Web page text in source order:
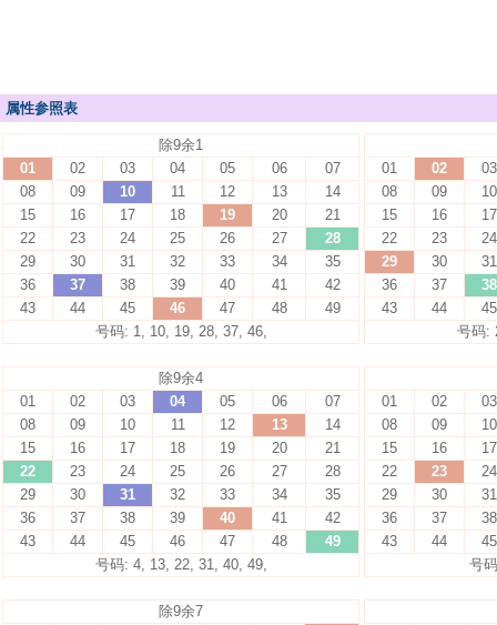
属性参照表
除9余1
01
02 03 04 05 06
07
08
09 10 11 12 13
14
15
16 17 18 19 20
21
22
23 24 25 26 27
28
29
30 31 32 33 34
35
36
37 38 39 40 41
42
43
44 45 46 47 48
49
号码: 1, 10, 19, 28, 37, 46,
01 02
03
08
09
10
15
16
17
22
23
24
29
30
31
36
37
38
43
44
45
号码:
除9余4
01
02 03 04 05 06
07
08
09 10 11 12 13
14
15
16 17 18 19 20
21
22
23 24 25 26 27
28
29
30 31 32 33 34
35
36
37 38 39 40 41
42
43
44 45 46 47 48
49
号码: 4, 13, 22, 31, 40, 49,
01 02
03
08
09
10
15
16
17
22
23
24
29
30
31
36
37
38
43
44
45
号
除9余7